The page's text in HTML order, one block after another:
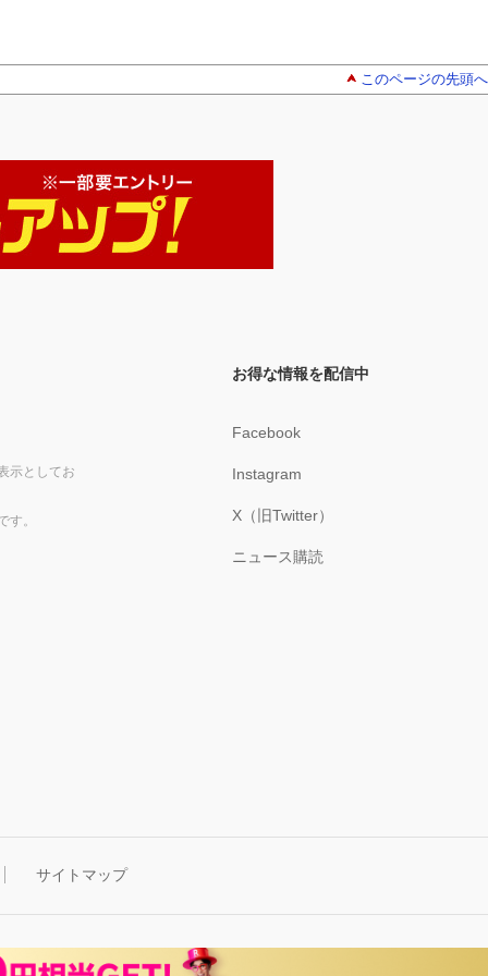
このページの先頭へ
示としてお
す。
お得な情報を配信中
Facebook
Instagram
X（旧Twitter）
ニュース購読
サイトマップ